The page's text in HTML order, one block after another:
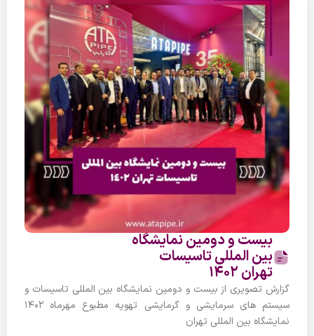
بیست و دومین نمایشگاه
بین المللی تاسیسات
تهران 1402
گزارش تصویری از بیست و دومین نمایشگاه بین المللی تاسیسات و
سیستم های سرمایشی و گرمایشی تهویه مطبوع مهرماه 1402
نمایشگاه بین المللی تهران